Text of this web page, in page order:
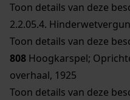
Toon details van deze
2.2.05.4.
Toon details van deze
808 Hoogkarspel;
overhaal, 1925
Toon details van deze